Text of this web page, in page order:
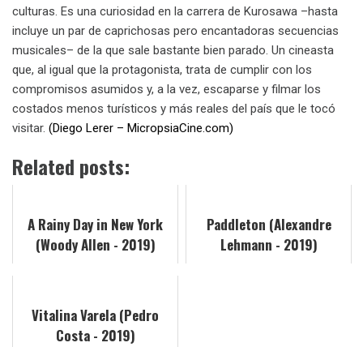
culturas. Es una curiosidad en la carrera de Kurosawa –hasta
incluye un par de caprichosas pero encantadoras secuencias
musicales– de la que sale bastante bien parado. Un cineasta
que, al igual que la protagonista, trata de cumplir con los
compromisos asumidos y, a la vez, escaparse y filmar los
costados menos turísticos y más reales del país que le tocó
visitar. (Diego Lerer – MicropsiaCine.com)
Related posts:
A Rainy Day in New York
(Woody Allen - 2019)
Paddleton (Alexandre
Lehmann - 2019)
Vitalina Varela (Pedro
Costa - 2019)